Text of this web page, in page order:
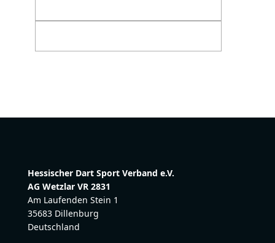
Hessischer Dart Sport Verband e.V.
AG Wetzlar VR 2831
Am Laufenden Stein 1
35683 Dillenburg
Deutschland